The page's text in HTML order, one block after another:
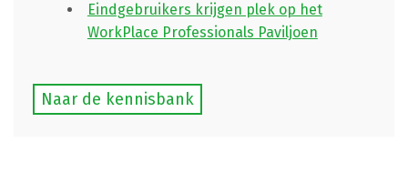
Eindgebruikers krijgen plek op het
WorkPlace Professionals Paviljoen
Naar de kennisbank